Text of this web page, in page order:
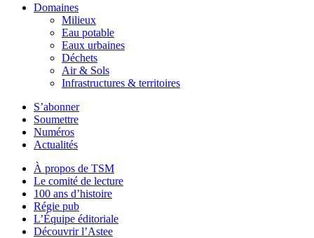
Domaines
Milieux
Eau potable
Eaux urbaines
Déchets
Air & Sols
Infrastructures & territoires
S’abonner
Soumettre
Numéros
Actualités
À propos de TSM
Le comité de lecture
100 ans d’histoire
Régie pub
L’Équipe éditoriale
Découvrir l’Astee